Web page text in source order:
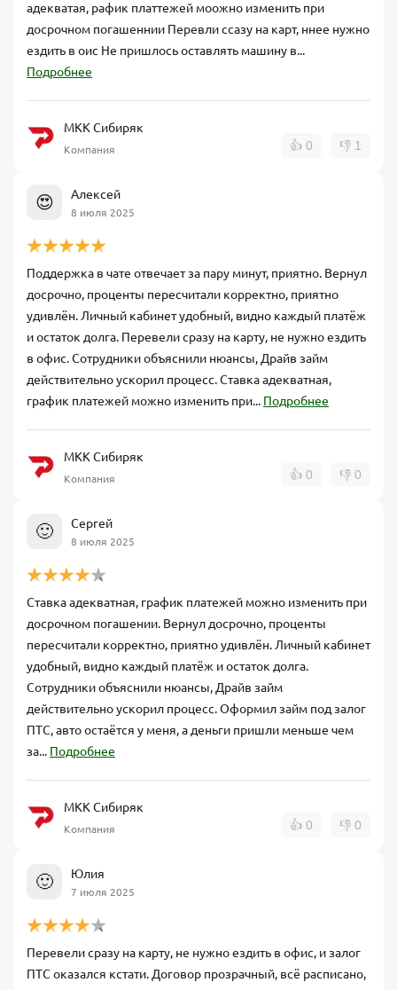
адекватая, рафик платтежей моожно изменить при
досрочном погашеннии Перевли ссазу на карт, ннее нужно
ездить в оис Не пришлось оставлять машину в...
Подробнее
МКК Сибиряк
Компания 👍 0 👎 1
😍 Алексей
8 июля 2025
Поддержка в чате отвечает за пару минут, приятно. Вернул
досрочно, проценты пересчитали корректно, приятно
удивлён. Личный кабинет удобный, видно каждый платёж
и остаток долга. Перевели сразу на карту, не нужно ездить
в офис. Сотрудники объяснили нюансы, Драйв займ
действительно ускорил процесс. Ставка адекватная,
график платежей можно изменить при... Подробнее
МКК Сибиряк
Компания 👍 0 👎 0
🙂 Сергей
8 июля 2025
Ставка адекватная, график платежей можно изменить при
досрочном погашении. Вернул досрочно, проценты
пересчитали корректно, приятно удивлён. Личный кабинет
удобный, видно каждый платёж и остаток долга.
Сотрудники объяснили нюансы, Драйв займ
действительно ускорил процесс. Оформил займ под залог
ПТС, авто остаётся у меня, а деньги пришли меньше чем
за... Подробнее
МКК Сибиряк
Компания 👍 0 👎 0
🙂 Юлия
7 июля 2025
Перевели сразу на карту, не нужно ездить в офис, и залог
ПТС оказался кстати. Договор прозрачный, всё расписано,